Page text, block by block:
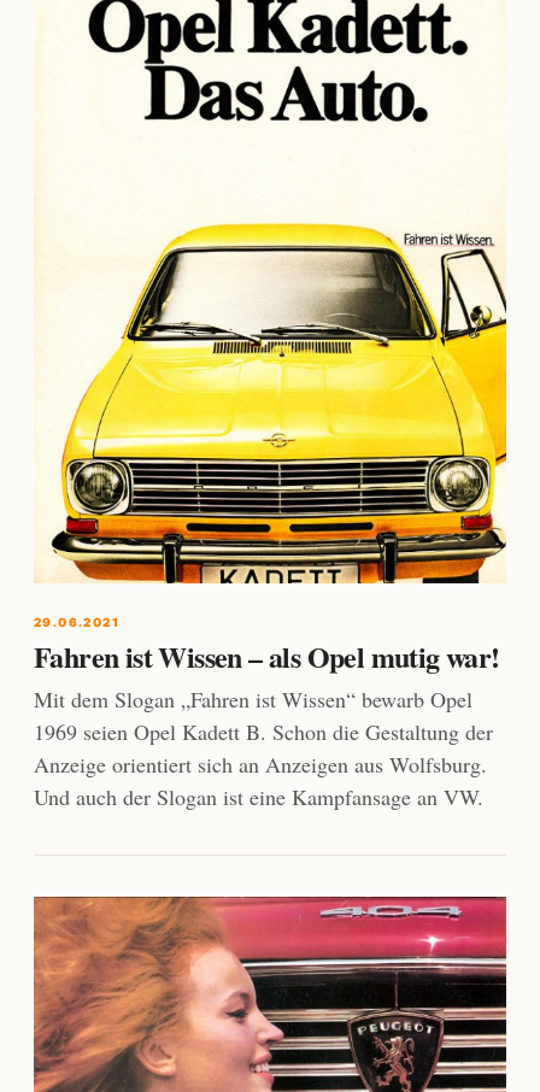
29.06.2021
Fahren ist Wissen – als Opel mutig war!
Mit dem Slogan „Fahren ist Wissen“ bewarb Opel
1969 seien Opel Kadett B. Schon die Gestaltung der
Anzeige orientiert sich an Anzeigen aus Wolfsburg.
Und auch der Slogan ist eine Kampfansage an VW.